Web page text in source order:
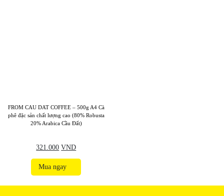
FROM CAU DAT COFFEE – 500g A4 Cà
phê đặc sản chất lượng cao (80% Robusta
20% Arabica Cầu Đất)
321.000 VND
Mua ngay